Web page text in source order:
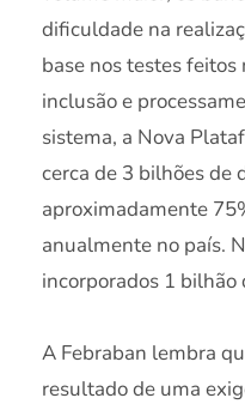
dificuldade na
base nos testes feitos
inclusão e
sistema, a Nova
cerca de 3 bilhões de
aproximadamente
anualmente no país.
incorporados 1
A Febraban lembra
resultado de uma